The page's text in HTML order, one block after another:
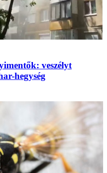
veszélyt
hegység